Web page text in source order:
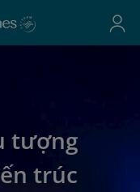
tượng
trúc